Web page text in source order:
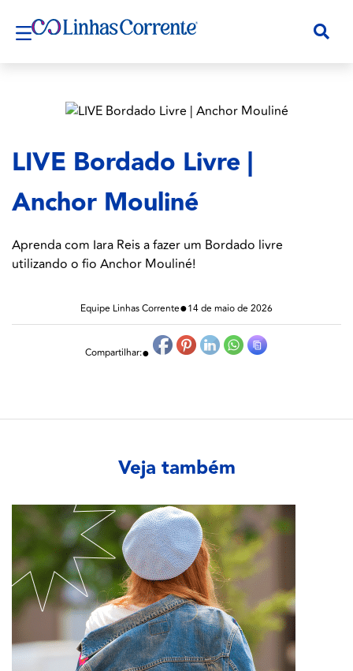
LIVE Bordado Livre |
Anchor Mouliné
Aprenda com Iara Reis a fazer um Bordado livre
utilizando o fio Anchor Mouliné!
Equipe Linhas Corrente●14 de maio de 2026
Compartilhar:●
Veja também